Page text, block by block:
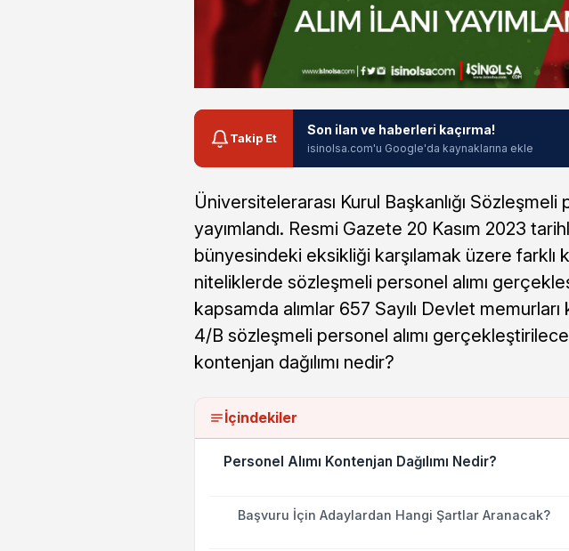
Takip Et
Son ilan ve haberleri kaçırma!
isinolsa.com'u Google'da kaynaklarına ekle
Üniversitelerarası Kurul Başkanlığı Sözleşmeli
yayımlandı. Resmi Gazete 20 Kasım 2023
bünyesindeki eksikliği karşılamak üzere farklı
niteliklerde sözleşmeli personel alımı
kapsamda alımlar 657 Sayılı Devlet
4/B sözleşmeli personel alımı
kontenjan dağılımı nedir?
İçindekiler
Personel Alımı Kontenjan Dağılımı Nedir?
Başvuru İçin Adaylardan Hangi Şartlar Aranacak?